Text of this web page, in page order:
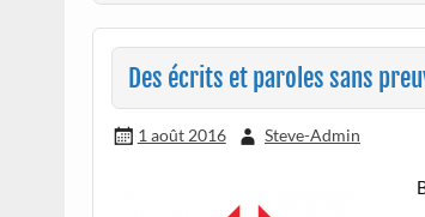
Des écrits et paroles sans
1 août 2016 Steve-Admin